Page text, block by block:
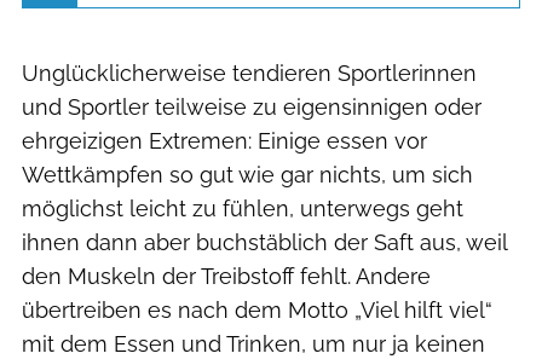
Unglücklicherweise tendieren Sportlerinnen
und Sportler teilweise zu eigensinnigen oder
ehrgeizigen Extremen: Einige essen vor
Wettkämpfen so gut wie gar nichts, um sich
möglichst leicht zu fühlen, unterwegs geht
ihnen dann aber buchstäblich der Saft aus, weil
den Muskeln der Treibstoff fehlt. Andere
übertreiben es nach dem Motto „Viel hilft viel“
mit dem Essen und Trinken, um nur ja keinen